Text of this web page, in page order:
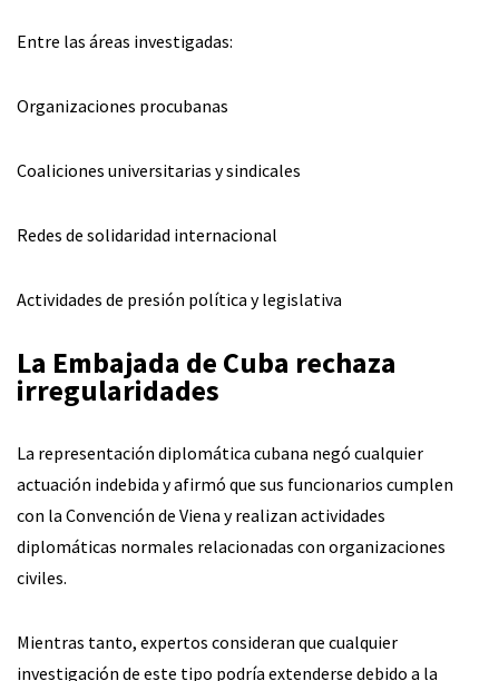
Entre las áreas investigadas:
Organizaciones procubanas
Coaliciones universitarias y sindicales
Redes de solidaridad internacional
Actividades de presión política y legislativa
La Embajada de Cuba rechaza
irregularidades
La representación diplomática cubana negó cualquier
actuación indebida y afirmó que sus funcionarios cumplen
con la Convención de Viena y realizan actividades
diplomáticas normales relacionadas con organizaciones
civiles.
Mientras tanto, expertos consideran que cualquier
investigación de este tipo podría extenderse debido a la